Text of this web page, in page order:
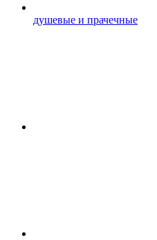
душевые и прачечные